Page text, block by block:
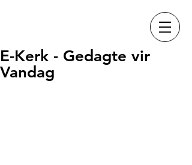
E-Kerk - Gedagte vir
Vandag